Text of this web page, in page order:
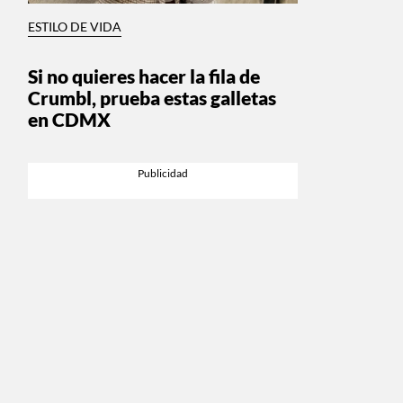
ESTILO DE VIDA
Si no quieres hacer la fila de
Crumbl, prueba estas galletas
en CDMX